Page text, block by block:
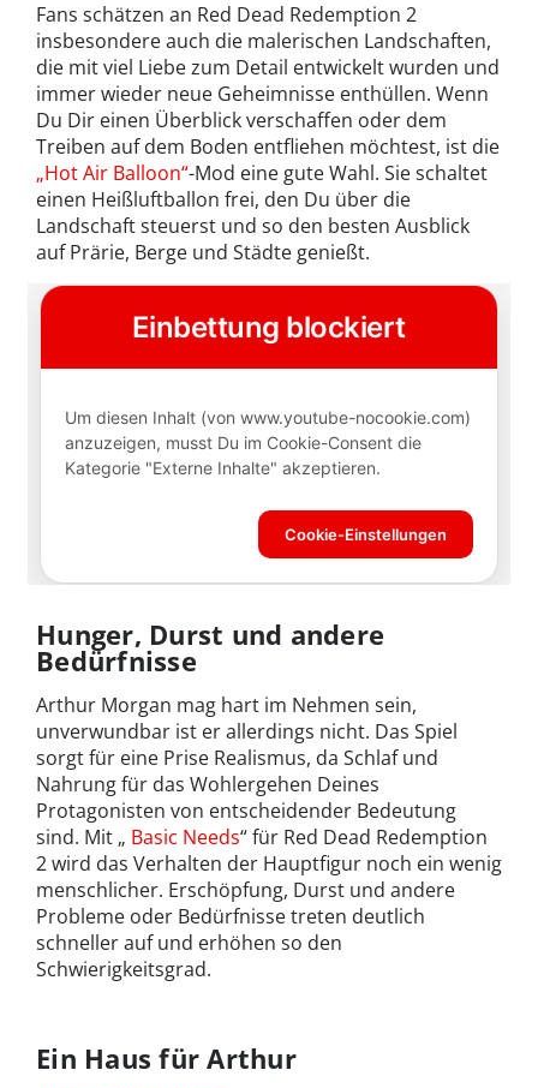
Fans schätzen an Red Dead Redemption 2
insbesondere auch die malerischen Landschaften,
die mit viel Liebe zum Detail entwickelt wurden und
immer wieder neue Geheimnisse enthüllen. Wenn
Du Dir einen Überblick verschaffen oder dem
Treiben auf dem Boden entfliehen möchtest, ist die
„Hot Air Balloon“-Mod eine gute Wahl. Sie schaltet
einen Heißluftballon frei, den Du über die
Landschaft steuerst und so den besten Ausblick
auf Prärie, Berge und Städte genießt.
Hunger, Durst und andere
Bedürfnisse
Arthur Morgan mag hart im Nehmen sein,
unverwundbar ist er allerdings nicht. Das Spiel
sorgt für eine Prise Realismus, da Schlaf und
Nahrung für das Wohlergehen Deines
Protagonisten von entscheidender Bedeutung
sind. Mit „ Basic Needs“ für Red Dead Redemption
2wird das Verhalten der Hauptfigur noch ein wenig
menschlicher. Erschöpfung, Durst und andere
Probleme oder Bedürfnisse treten deutlich
schneller auf und erhöhen so den
Schwierigkeitsgrad.
Ein Haus für Arthur